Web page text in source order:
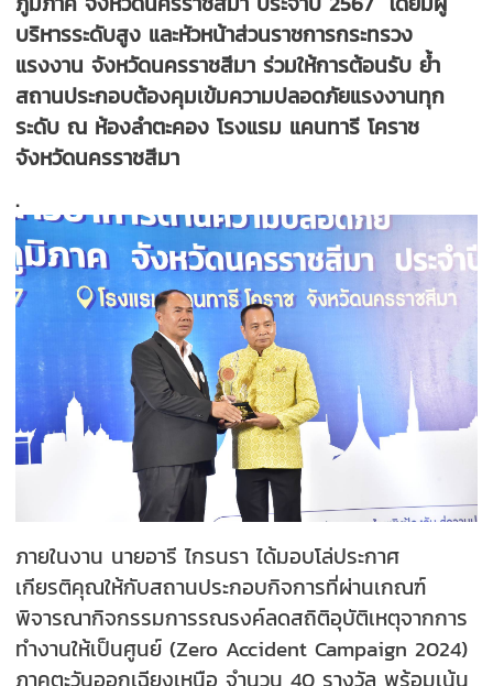
บริหารระดับสูง และหัวหน้าส่วนราชการกระทรวง
แรงงาน จังหวัดนครราชสีมา ร่วมให้การต้อนรับ ย้ำ
สถานประกอบต้องคุมเข้มความปลอดภัยแรงงานทุก
ระดับ ณ ห้องลำตะคอง โรงแรม แคนทารี โคราช
จังหวัดนครราชสีมา
.
ภายในงาน นายอารี ไกรนรา ได้มอบโล่ประกาศ
เกียรติคุณให้กับสถานประกอบกิจการที่ผ่านเกณฑ์
พิจารณากิจกรรมการรณรงค์ลดสถิติอุบัติเหตุจากการ
ทำงานให้เป็นศูนย์ (Zero Accident Campaign 2024)
ภาคตะวันออกเฉียงเหนือ จำนวน 40 รางวัล พร้อมเน้น